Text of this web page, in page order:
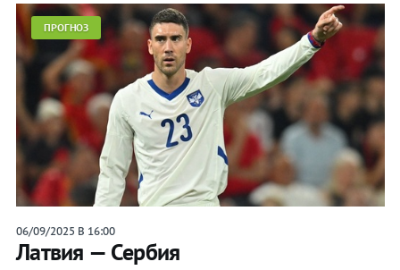
ПРОГНОЗ
06/09/2025 В 16:00
Латвия — Сербия